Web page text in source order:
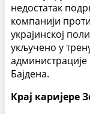
недостатак
компанији
украјинској
укључено у
Бајдена.
Крај каријере